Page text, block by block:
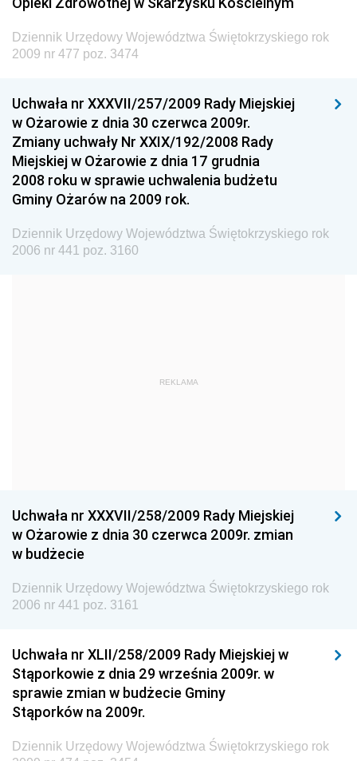
Dziennik Urzędowy Ministra Budownictwa
Dziennik Urzędowy Ministra Nauki i Szkolnictwa
Dziennik Urzędowy Głównego Urzędu Miar
Dziennik Urzędowy Ministra Rolnictwa i Rozwoju Wsi
Dziennik Urzędowy Ministra Edukacji Narodowej i
Sportu
Dziennik Urzędowy Ministra Edukacji i Nauki
Dziennik Urzędowy Ministra Edukacji Narodowej
Dziennik Urzędowy Ministra Gospodarki Morskiej
Dziennik Urzędowy Ministra Kultury i Dziedzictwa
Dziennik Urzędowy Ministra Pracy i Polityki
Społecznej
Dziennik Urzędowy Urzędu Lotnictwa Cywilnego
Dziennik Urzędowy Ministerstwa Hutnictwa i
Przemysłu Maszynowego
Dziennik Urzędowy Ministerstwa Zdrowia i Opieki
Społecznej
Dziennik Urzędowy Ministerstwa Rolnictwa, Leśnictwa
Dziennik Urzędowy Województwa Świętokrzyskiego rok
2009 nr 477 poz. 3474
Uchwała nr XXXVII/257/2009 Rady Miejskiej
w Ożarowie z dnia 30 czerwca 2009r.
Zmiany uchwały Nr XXIX/192/2008 Rady
Miejskiej w Ożarowie z dnia 17 grudnia
2008 roku w sprawie uchwalenia budżetu
Gminy Ożarów na 2009 rok.
Dziennik Urzędowy Województwa Świętokrzyskiego rok
2006 nr 441 poz. 3160
REKLAMA
Uchwała nr XXXVII/258/2009 Rady Miejskiej
w Ożarowie z dnia 30 czerwca 2009r. zmian
w budżecie
Dziennik Urzędowy Województwa Świętokrzyskiego rok
2006 nr 441 poz. 3161
Uchwała nr XLII/258/2009 Rady Miejskiej w
Stąporkowie z dnia 29 września 2009r. w
sprawie zmian w budżecie Gminy
Stąporków na 2009r.
Dziennik Urzędowy Województwa Świętokrzyskiego rok